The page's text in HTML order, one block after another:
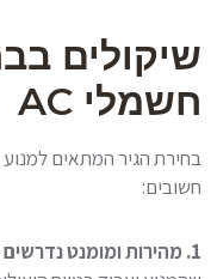
שיקולים
חשמלי AC
חשובים:
1. מהירות ומומנט נדרשים